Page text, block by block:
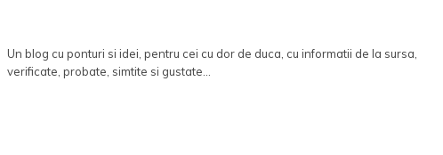
Un blog cu ponturi si idei, pentru cei cu dor de duca, cu informatii de la sursa,
verificate, probate, simtite si gustate...